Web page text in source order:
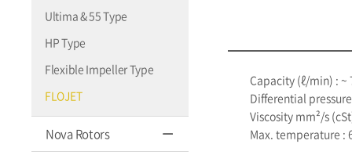
Ultima & 55 Type
HP Type
Flexible Impeller Type
FLOJET
Nova Rotors
Capacity (ℓ/min) : ~
Differential
Viscosity mm²/s
Max. temperature :